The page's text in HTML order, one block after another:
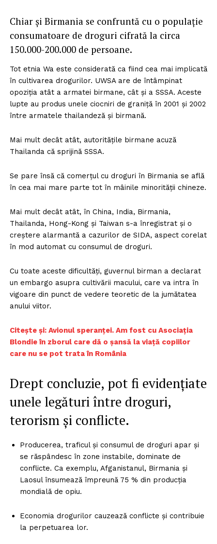
Chiar şi Birmania se confruntă cu o populaţie
consumatoare de droguri cifrată la circa
150.000-200.000 de persoane.
Tot etnia Wa este considerată ca fiind cea mai implicată
în cultivarea drogurilor. UWSA are de întâmpinat
opoziţia atât a armatei birmane, cât şi a SSSA. Aceste
lupte au produs unele ciocniri de graniţă în 2001 şi 2002
între armatele thailandeză şi birmană.
Mai mult decât atât, autorităţile birmane acuză
Thailanda că sprijină SSSA.
Se pare însă că comerţul cu droguri în Birmania se află
în cea mai mare parte tot în mâinile minorităţii chineze.
Mai mult decât atât, în China, India, Birmania,
Thailanda, Hong-Kong şi Taiwan s-a înregistrat şi o
creştere alarmantă a cazurilor de SIDA, aspect corelat
în mod automat cu consumul de droguri.
Cu toate aceste dificultăţi, guvernul birman a declarat
un embargo asupra cultivării macului, care va intra în
vigoare din punct de vedere teoretic de la jumătatea
anului viitor.
Citește și: Avionul speranței. Am fost cu Asociația
Blondie în zborul care dă o șansă la viață copiilor
care nu se pot trata în România
Drept concluzie, pot fi evidenţiate
unele legături între droguri,
terorism şi conflicte.
Producerea, traficul şi consumul de droguri apar şi
se răspândesc în zone instabile, dominate de
conflicte. Ca exemplu, Afganistanul, Birmania şi
Laosul însumează împreună 75 % din producţia
mondială de opiu.
Economia drogurilor cauzează conflicte şi contribuie
la perpetuarea lor.